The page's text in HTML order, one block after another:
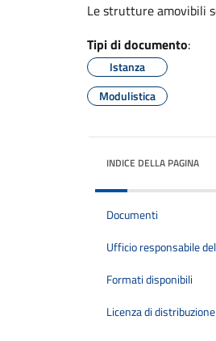
Le strutture amovibili
Tipi di documento:
Istanza
Modulistica
INDICE DELLA PAGINA
Documenti
Ufficio responsabile
Formati disponibili
Licenza di distribuzione